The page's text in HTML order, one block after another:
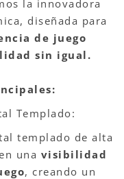
la innovadora
diseñada para
de juego
sin igual.
Templado:
templado de alta
una visibilidad
, creando un